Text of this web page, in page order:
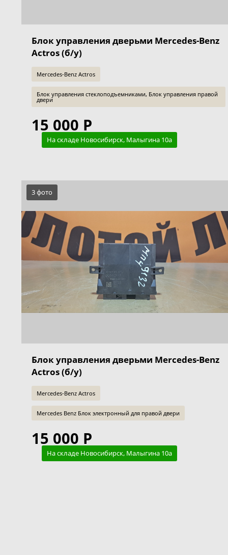
Блок управления дверьми Mercedes-Benz
Actros (б/у)
Mercedes-Benz Actros
Блок управления стеклоподъемниками, Блок управления правой
двери
15 000 Р
На складе Новосибирск, Малыгина 10а
3 фото
Блок управления дверьми Mercedes-Benz
Actros (б/у)
Mercedes-Benz Actros
Mercedes Benz Блок электронный для правой двери
15 000 Р
На складе Новосибирск, Малыгина 10а